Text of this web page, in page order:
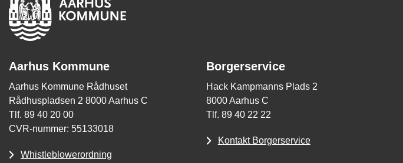
Aarhus Kommune
Aarhus Kommune Rådhuset
Rådhuspladsen 2 8000 Aarhus C
Tlf. 89 40 20 00
CVR-nummer: 55133018
Whistleblowerordning
Borgerservice
Hack Kampmanns Plads 2
8000 Aarhus C
Tlf. 89 40 22 22
Kontakt Borgerservice